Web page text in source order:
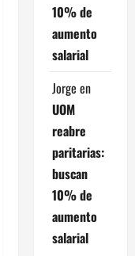
10% de
aumento
salarial
Jorge en
UOM
reabre
paritarias:
buscan
10% de
aumento
salarial